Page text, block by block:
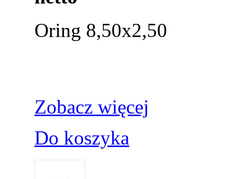
Oring 8,50x2,50
Zobacz więcej
Do koszyka